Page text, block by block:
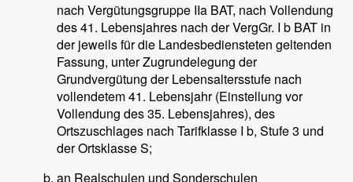
nach Vergütungsgruppe IIa BAT, nach Vollendung
des 41. Lebensjahres nach der VergGr. I b BAT in
der jeweils für die Landesbediensteten geltenden
Fassung, unter Zugrundelegung der
Grundvergütung der Lebensaltersstufe nach
vollendetem 41. Lebensjahr (Einstellung vor
Vollendung des 35. Lebensjahres), des
Ortszuschlages nach Tarifklasse I b, Stufe 3 und
der Ortsklasse S;
an Realschulen und Sonderschulen